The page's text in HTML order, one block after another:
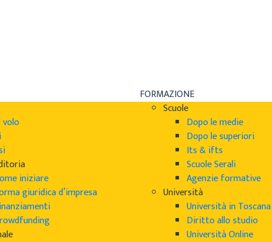
volo
iniziare
giuridica d’impresa
FORMAZIONE
Scuole
Dopo le medie
Dopo le superiori
Its & ifts
Scuole Serali
Agenzie formative
Università
Università in Toscana
Diritto allo studio
Università Online